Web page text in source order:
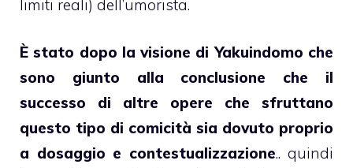
limiti reali) dell’umorista.
È stato dopo la visione di Yakuindomo che
sono giunto alla conclusione che il
successo di altre opere che sfruttano
questo tipo di comicità sia dovuto proprio
a dosaggio e contestualizzazione.. quindi